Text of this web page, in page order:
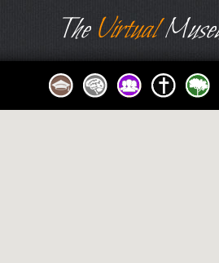
TheVirtual